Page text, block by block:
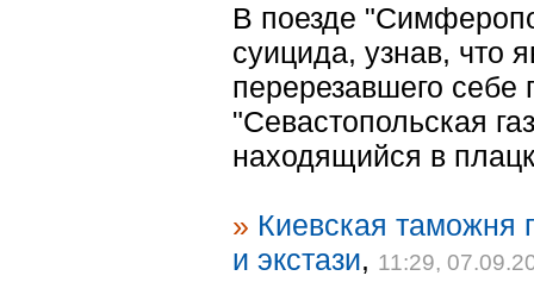
В поезде
суицида, узнав, что
перерезавшего себе
"Севастопольская
находящийся в
» Киевская таможня
и экстази, 11:29,